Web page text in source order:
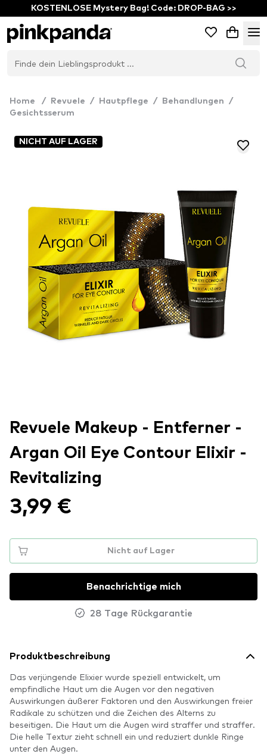
KOSTENLOSE Mystery Bag! Code: DROP-BAG >>
Home / Revuele / Hautpflege / Behandlungen
/
Gesichtsserum
NICHT AUF LAGER
Revuele Makeup - Entferner -
Argan Oil Eye Contour Elixir -
Revitalizing
3,99 €
Nicht auf Lager
Benachrichtige mich
28 Tage Rückgarantie
Produktbeschreibung
Das verjüngende Elixier wurde speziell entwickelt, um
empfindliche Haut um die Augen vor den negativen
Auswirkungen äußerer Faktoren und den Auswirkungen freier
Radikale zu schützen und die Zeichen des Alterns zu
beseitigen. Die Haut um die Augen wird straffer und straffer.
Die helle Textur zieht schnell ein und reduziert dunkle Ringe
unter den Augen.